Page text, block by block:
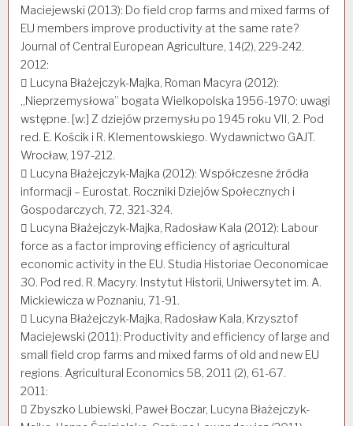
Maciejewski (2013): Do field crop farms and mixed farms of
EU members improve productivity at the same rate?
Journal of Central European Agriculture, 14(2), 229-242.
2012:
 Lucyna Błażejczyk-Majka, Roman Macyra (2012):
„Nieprzemysłowa” bogata Wielkopolska 1956-1970: uwagi
wstępne. [w:] Z dziejów przemysłu po 1945 roku VII, 2. Pod
red. E. Kościk i R. Klementowskiego. Wydawnictwo GAJT.
Wrocław, 197-212.
 Lucyna Błażejczyk-Majka (2012): Współczesne źródła
informacji – Eurostat. Roczniki Dziejów Społecznych i
Gospodarczych, 72, 321-324.
 Lucyna Błażejczyk-Majka, Radosław Kala (2012): Labour
force as a factor improving efficiency of agricultural
economic activity in the EU. Studia Historiae Oeconomicae
30. Pod red. R. Macyry. Instytut Historii, Uniwersytet im. A.
Mickiewicza w Poznaniu, 71-91.
 Lucyna Błażejczyk-Majka, Radosław Kala, Krzysztof
Maciejewski (2011): Productivity and efficiency of large and
small field crop farms and mixed farms of old and new EU
regions. Agricultural Economics 58, 2011 (2), 61-67.
2011:
 Zbyszko Lubiewski, Paweł Boczar, Lucyna Błażejczyk-